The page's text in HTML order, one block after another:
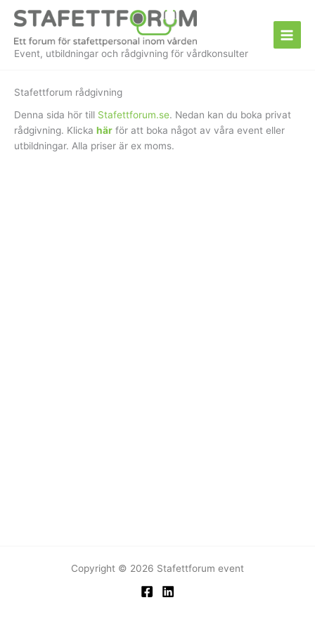
innehåll
Event, utbildningar och rådgivning för vårdkonsulter
Stafettforum rådgivning
Denna sida hör till Stafettforum.se. Nedan kan du boka privat
rådgivning. Klicka här för att boka något av våra event eller
utbildningar. Alla priser är ex moms.
Copyright © 2026 Stafettforum event